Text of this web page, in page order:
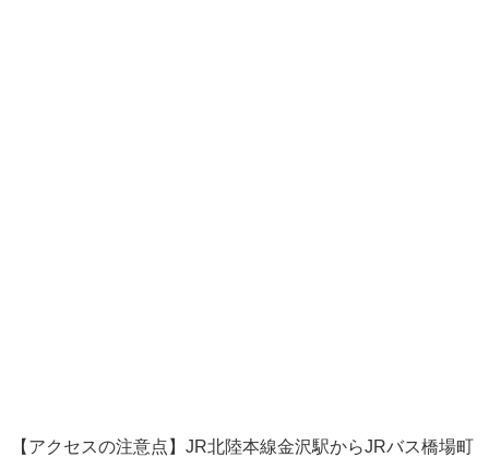
【アクセスの注意点】JR北陸本線金沢駅からJRバス橋場町